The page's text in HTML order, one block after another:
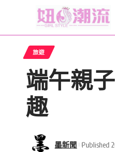
旅遊
端午親
趣
墨新聞 Published